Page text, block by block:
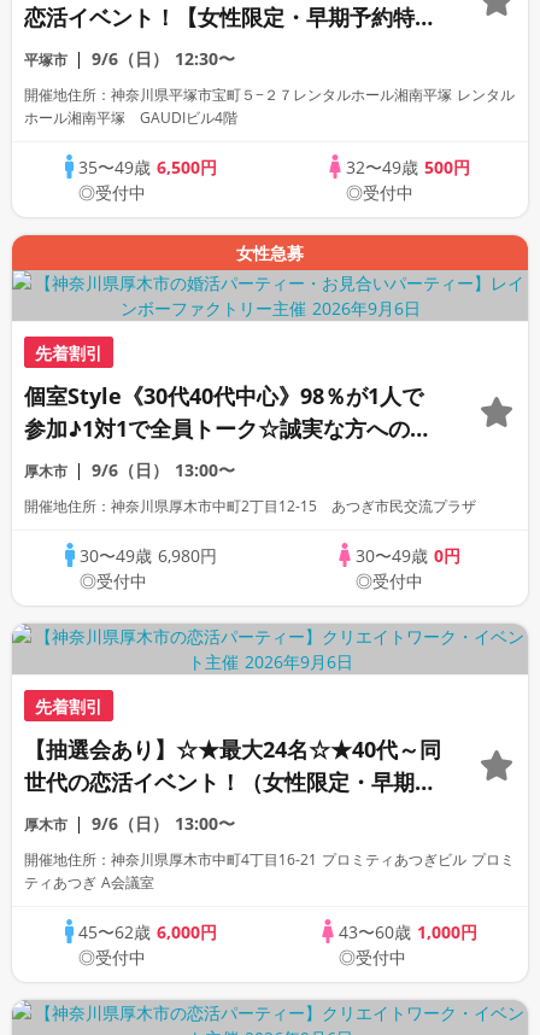
恋活イベント！【女性限定・早期予約特
典】
平塚市 9/6（日） 12:30〜
開催地住所：神奈川県平塚市宝町５−２７レンタルホール湘南平塚 レンタル
ホール湘南平塚 GAUDIビル4階
35〜49歳6,500円
◎受付中
32〜49歳 500円
◎受付中
女性急募
先着割引
個室Style《30代40代中心》98％が1人で
参加♪1対1で全員トーク☆誠実な方への婚
活パーティー
厚木市 9/6（日） 13:00〜
開催地住所：神奈川県厚木市中町2丁目12-15 あつぎ市民交流プラザ
30〜49歳 6,980円
◎受付中
30〜49歳 0円
◎受付中
先着割引
【抽選会あり】☆★最大24名☆★40代～同
世代の恋活イベント！（女性限定・早期申
込特典）
厚木市 9/6（日） 13:00〜
開催地住所：神奈川県厚木市中町4丁目16-21 プロミティあつぎビル プロミ
ティあつぎ A会議室
45〜62歳6,000円
◎受付中
43〜60歳 1,000円
◎受付中